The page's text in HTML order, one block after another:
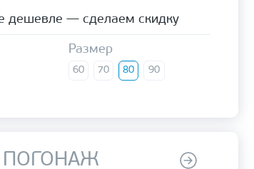
дешевле — сделаем скидку
Размер
60 70 80 90
ПОГОНАЖ